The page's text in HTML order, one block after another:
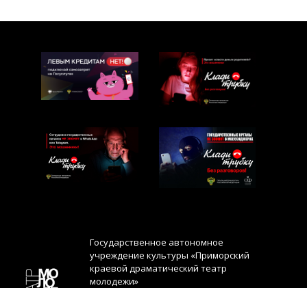
Государственное автономное
учреждение культуры «Приморский
краевой драматический театр
молодежи»